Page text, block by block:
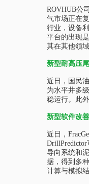
ROVHUB公
气市场正在
行业，设备
平台的出现
其在其他领
新型耐高压
近日，国民
为水平井多
稳运行。此
新型软件改
近日，
导向系统和
据，得到多
计算与模拟